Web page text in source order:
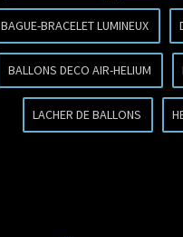
BAGUE-BRACELET LUMINEUX
BALLONS DECO AIR-HELIUM
LACHER DE BALLONS